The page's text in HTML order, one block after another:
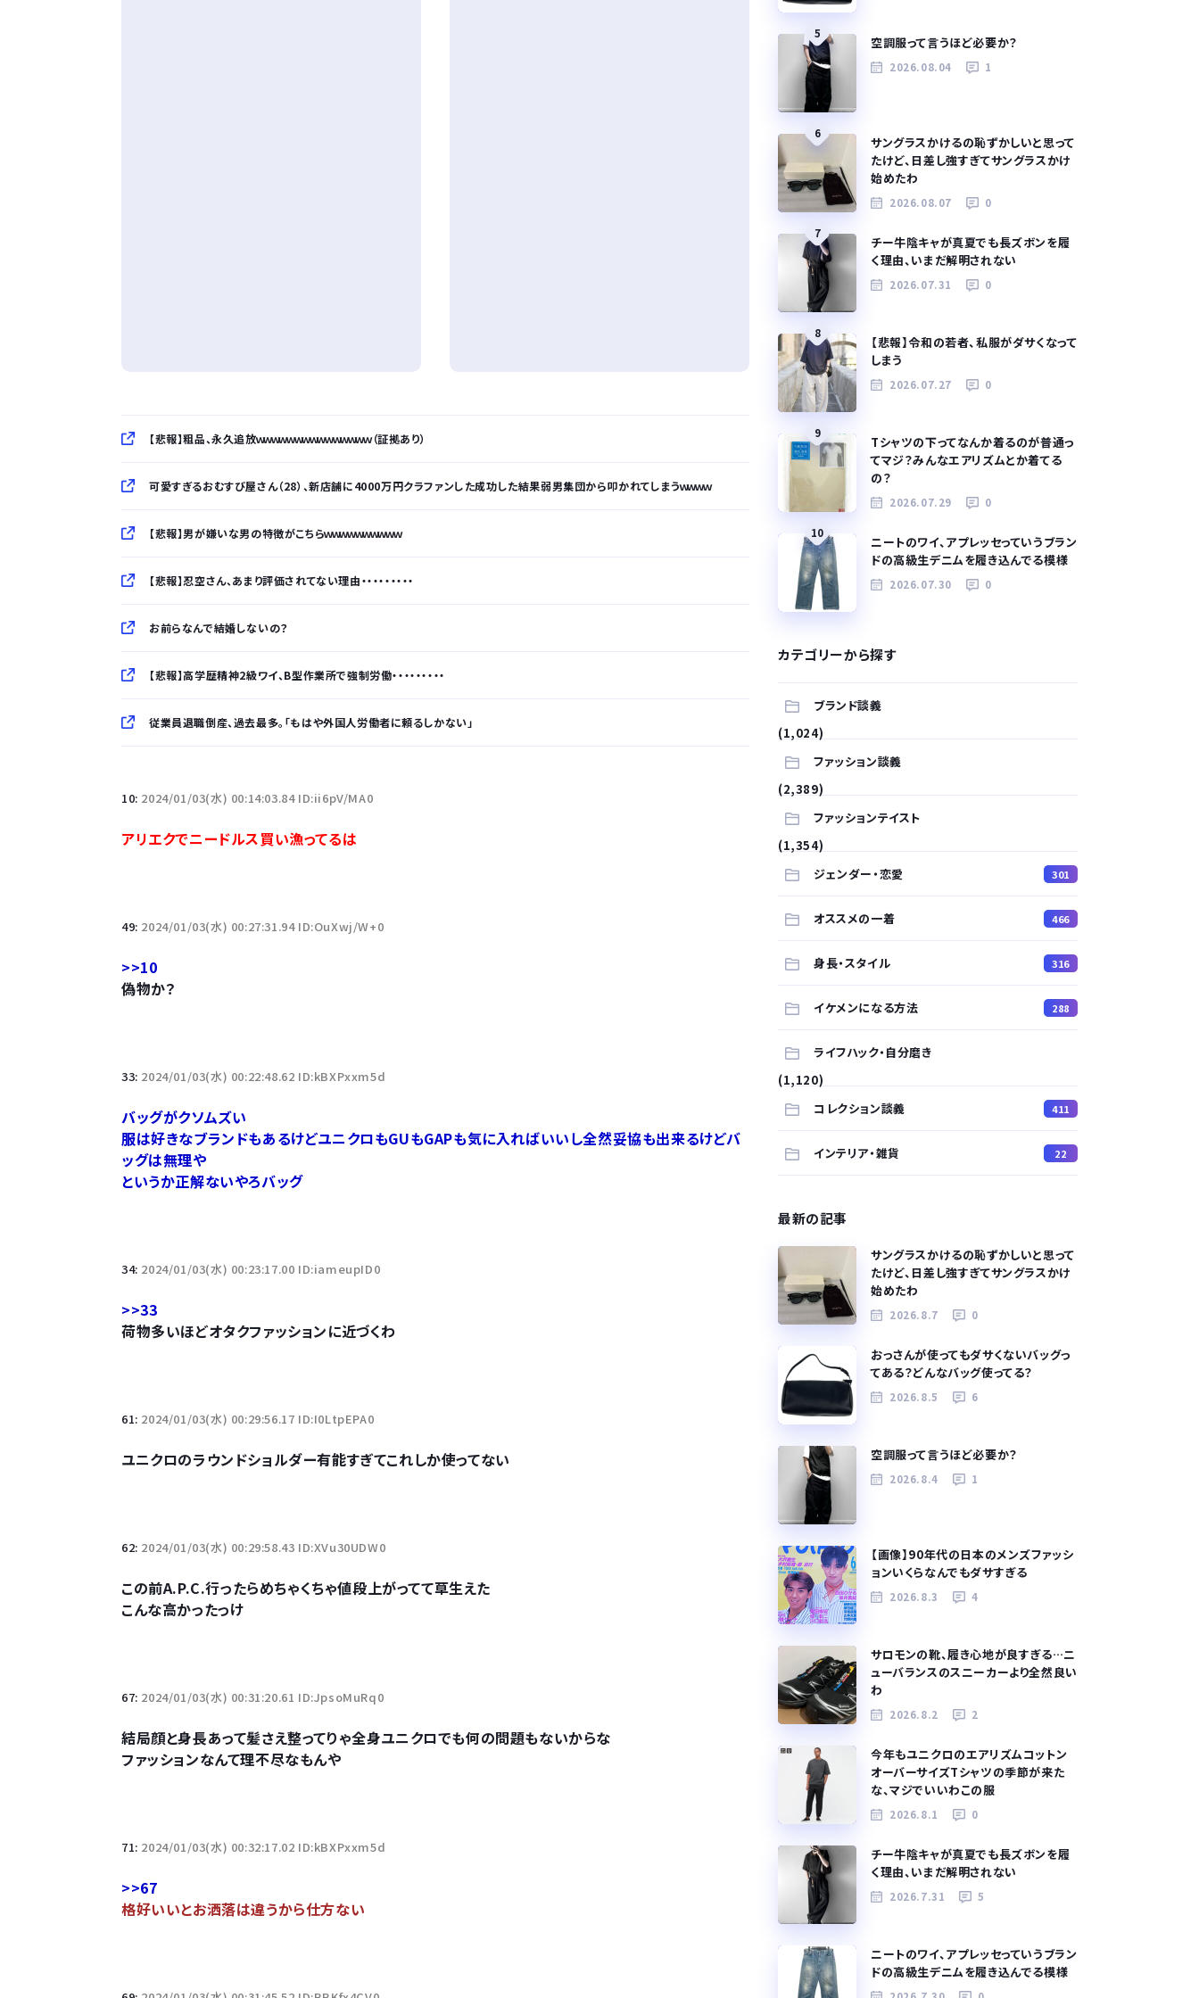
【悲報】粗品、永久追放ｗｗｗｗｗｗｗｗｗｗｗｗｗｗｗ（証拠あり）
可愛すぎるおむすび屋さん（28）、新店舗に4000万円クラファンした成功した結果弱男集団から叩かれてしまうｗｗｗｗ
【悲報】男が嫌いな男の特徴がこちらｗｗｗｗｗｗｗｗｗｗ
【悲報】忍空さん、あまり評価されてない理由・・・・・・・・・
お前らなんで結婚しないの？
【悲報】高学歴精神2級ワイ、B型作業所で強制労働・・・・・・・・・
従業員退職倒産、過去最多。「もはや外国人労働者に頼るしかない」
10: 2024/01/03(水) 00:14:03.84 ID:ii6pV/MA0
アリエクでニードルス買い漁ってるは
49: 2024/01/03(水) 00:27:31.94 ID:OuXwj/W+0
>>10
偽物か？
33: 2024/01/03(水) 00:22:48.62 ID:kBXPxxm5d
バッグがクソムズい
服は好きなブランドもあるけどユニクロもGUもGAPも気に入ればいいし全然妥協も出来るけどバ
ッグは無理や
というか正解ないやろバッグ
34: 2024/01/03(水) 00:23:17.00 ID:iameupID0
>>33
荷物多いほどオタクファッションに近づくわ
61: 2024/01/03(水) 00:29:56.17 ID:I0LtpEPA0
ユニクロのラウンドショルダー有能すぎてこれしか使ってない
62: 2024/01/03(水) 00:29:58.43 ID:XVu30UDW0
この前A.P.C.行ったらめちゃくちゃ値段上がってて草生えた
こんな高かったっけ
67: 2024/01/03(水) 00:31:20.61 ID:JpsoMuRq0
結局顔と身長あって髪さえ整ってりゃ全身ユニクロでも何の問題もないからな
ファッションなんて理不尽なもんや
71: 2024/01/03(水) 00:32:17.02 ID:kBXPxxm5d
>>67
格好いいとお洒落は違うから仕方ない
5
空調服って言うほど必要か？
2026.08.04 1
6
サングラスかけるの恥ずかしいと思って
たけど、日差し強すぎてサングラスかけ
始めたわ
2026.08.07 0
7
チー牛陰キャが真夏でも長ズボンを履
く理由、いまだ解明されない
2026.07.31 0
8
【悲報】令和の若者、私服がダサくなって
しまう
2026.07.27 0
9
Tシャツの下ってなんか着るのが普通っ
てマジ？みんなエアリズムとか着てる
の？
2026.07.29 0
10
ニートのワイ、アプレッセっていうブラン
ドの高級生デニムを履き込んでる模様
2026.07.30 0
カテゴリーから探す
ブランド談義
(1,024)
ファッション談義
(2,389)
ファッションテイスト
(1,354)
ジェンダー・恋愛
301
オススメの一着 466
身長・スタイル 316
イケメンになる方法 288
ライフハック・自分磨き
(1,120)
コレクション談義
411
インテリア・雑貨 22
最新の記事
サングラスかけるの恥ずかしいと思って
たけど、日差し強すぎてサングラスかけ
始めたわ
2026.8.7 0
おっさんが使ってもダサくないバッグっ
てある？どんなバッグ使ってる？
2026.8.5 6
空調服って言うほど必要か？
2026.8.4 1
【画像】90年代の日本のメンズファッシ
ョンいくらなんでもダサすぎる
2026.8.3 4
サロモンの靴、履き心地が良すぎる…ニ
ューバランスのスニーカーより全然良い
わ
2026.8.2 2
今年もユニクロのエアリズムコットン
オーバーサイズTシャツの季節が来た
な、マジでいいわこの服
2026.8.1 0
チー牛陰キャが真夏でも長ズボンを履
く理由、いまだ解明されない
2026.7.31 5
ニートのワイ、アプレッセっていうブラン
ドの高級生デニムを履き込んでる模様